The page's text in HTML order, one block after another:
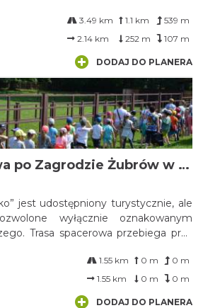
3.49 km 1.1 km
539 m
2.14 km
252 m 107 m
DODAJ DO PLANERA
Trasa spacerowa po Zagrodzie Żubrów w Jankowicach
jest udostępniony turystycznie, ale
wyłącznie oznakowanym
Trasa spacerowa przebiega przy
1.55 km 0 m
0 m
1.55 km
0 m 0 m
DODAJ DO PLANERA